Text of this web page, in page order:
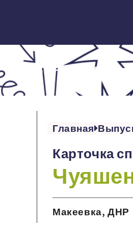
ОБ ИНСТИТУТЕ
Главная
Карточка
Макеевка, ДНР